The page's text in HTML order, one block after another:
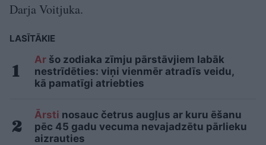
Darja Voitjuka.
LASĪTĀKIE
Ar šo zodiaka zīmju pārstāvjiem labāk
nestrīdēties: viņi vienmēr atradīs veidu,
kā pamatīgi atriebties
Ārsti nosauc četrus augļus ar kuru ēšanu
pēc 45 gadu vecuma nevajadzētu pārlieku
aizrauties